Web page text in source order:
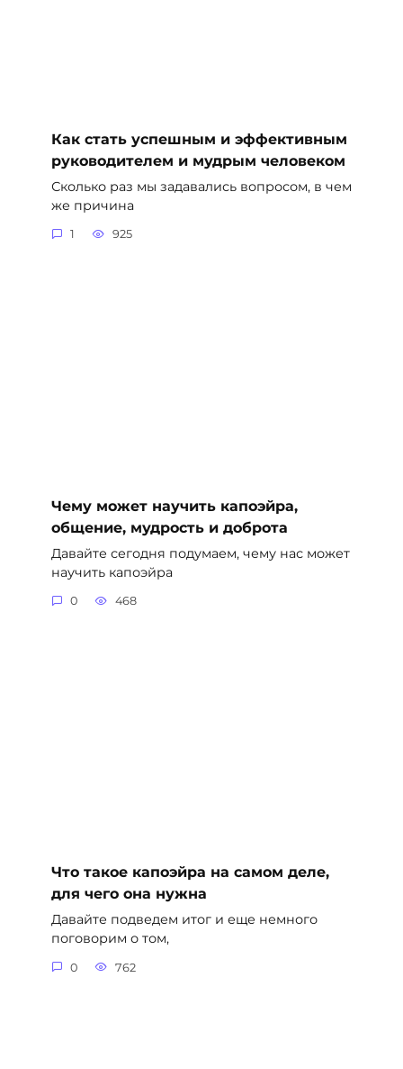
Как стать успешным и эффективным
руководителем и мудрым человеком
Сколько раз мы задавались вопросом, в чем
же причина
1 925
Чему может научить капоэйра,
общение, мудрость и доброта
Давайте сегодня подумаем, чему нас может
научить капоэйра
0 468
Что такое капоэйра на самом деле,
для чего она нужна
Давайте подведем итог и еще немного
поговорим о том,
0 762